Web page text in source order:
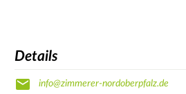
Details
info@zimmerer-nordoberpfalz.de